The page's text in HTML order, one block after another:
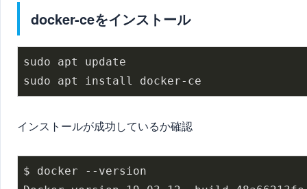
docker-ceをインストール
sudo apt update
sudo apt install docker-ce
インストールが成功しているか確認
$ docker --version